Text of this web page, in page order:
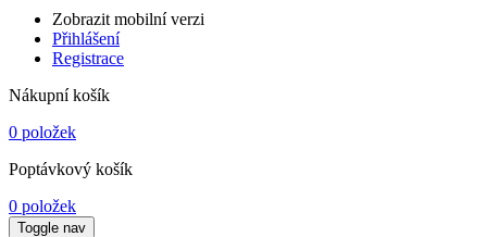
Zobrazit mobilní verzi
Přihlášení
Registrace
Nákupní košík
0 položek
Poptávkový košík
0 položek
Toggle nav